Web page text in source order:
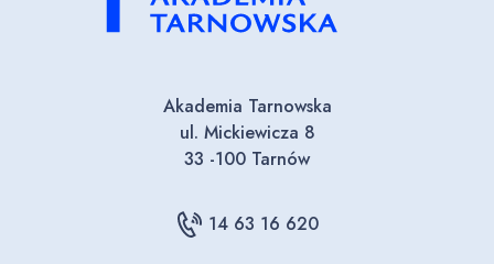
Akademia Tarnowska
ul. Mickiewicza 8
33 -100 Tarnów
14 63 16 620